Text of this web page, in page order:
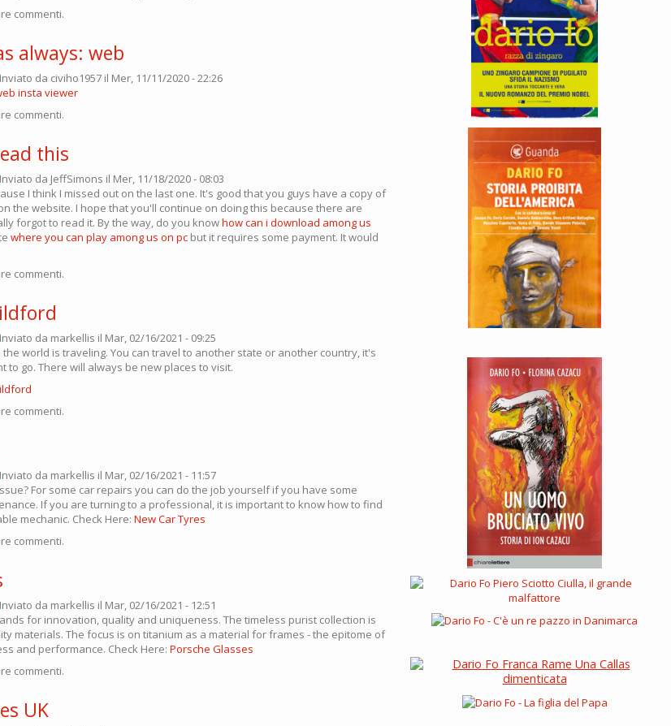
commenti.
always: web
Inviato da civiho1957 il Mer, 11/11/2020 - 22:26
insta viewer
commenti.
this
Inviato da JeffSimons il Mer, 11/18/2020 - 08:03
I think I missed out on the last one. It's good that you guys have a copy of
the website. I hope that you'll continue on doing this because there are
forgot to read it. By the way, do you knowhow can i download among us
where you can play among us on pc but it requires some payment. It would
commenti.
Inviato da markellis il Mar, 02/16/2021 - 09:25
world is traveling. You can travel to another state or another country, it's
to go. There will always be new places to visit.
commenti.
Inviato da markellis il Mar, 02/16/2021 - 11:57
For some car repairs you can do the job yourself if you have some
If you are turning to a professional, it is important to know how to find
mechanic. Check Here: New Car Tyres
commenti.
Inviato da markellis il Mar, 02/16/2021 - 12:51
for innovation, quality and uniqueness. The timeless purist collection is
materials. The focus is on titanium as a material for frames - the epitome of
and performance. Check Here: Porsche Glasses
commenti.
UK